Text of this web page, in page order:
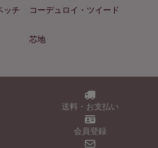
ッチ
コーデュロイ・ツイード
芯地
送料・お支払い
会員登録